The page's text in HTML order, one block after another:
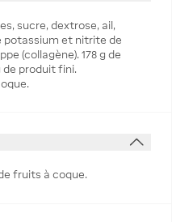
sucre, dextrose, ail,
potassium et nitrite de
(collagène). 178 g de
de produit fini.
fruits à coque.